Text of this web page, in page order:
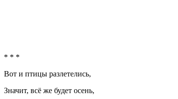
* * *
Вот и птицы разлетелись,
Значит, всё же будет осень,